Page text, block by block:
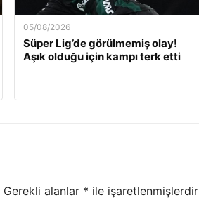
05/08/2026
Süper Lig’de görülmemiş olay!
Aşık olduğu için kampı terk etti
Gerekli alanlar * ile işaretlenmişlerdir